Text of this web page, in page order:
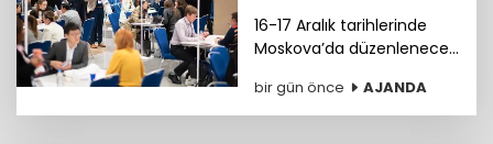
16-17 Aralık tarihlerinde
Moskova’da düzenlenecek
Congress (MGMC),
Türkiye’nin MICE uzmanları
bir gün önce AJANDA